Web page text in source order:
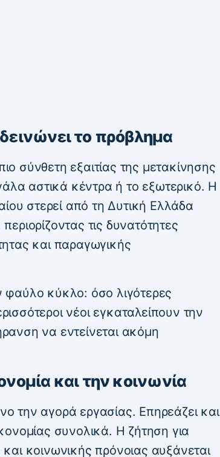
το πρόβλημα
σύνθετη εξαιτίας της μετακίνησης
αστικά κέντρα ή το εξωτερικό. Η
στερεί από τη Δυτική Ελλάδα
τις δυνατότητες
και παραγωγικής
φαύλο κύκλο: όσο λιγότερες
νέοι εγκαταλείπουν την
να εντείνεται ακόμη
και την κοινωνία
την αγορά εργασίας. Επηρεάζει και
συνολικά. Η ζήτηση για
κοινωνικής πρόνοιας αυξάνεται